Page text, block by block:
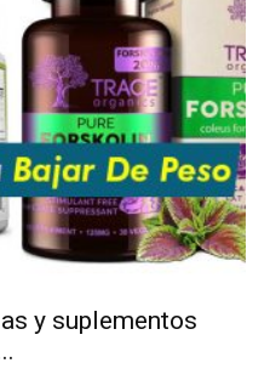
y suplementos